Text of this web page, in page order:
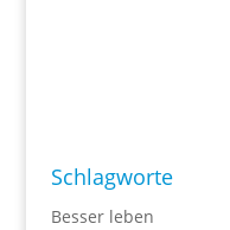
Schlagworte
Besser leben